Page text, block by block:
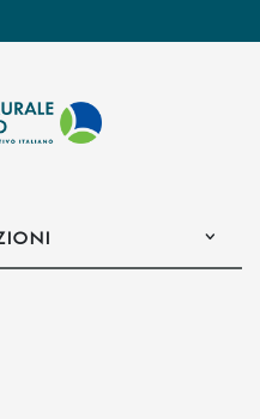
di posta elettronica)